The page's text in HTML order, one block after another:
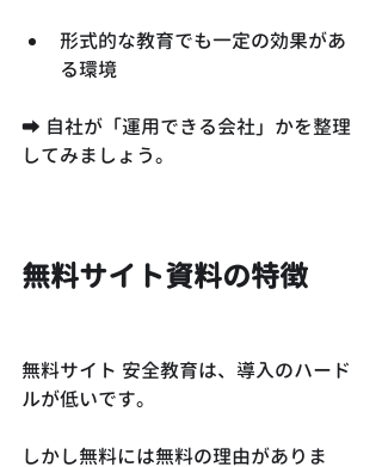
形式的な教育でも一定の効果があ
る環境
➡ 自社が「運用できる会社」かを整理
してみましょう。
無料サイト資料の特徴
無料サイト 安全教育は、導入のハード
ルが低いです。
しかし無料には無料の理由がありま